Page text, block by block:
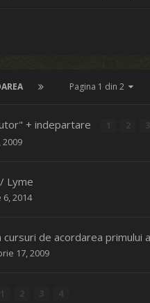
Pagina 1 din 2
+ indepartare
2009
Lyme
2014
de acordarea primului
17, 2009